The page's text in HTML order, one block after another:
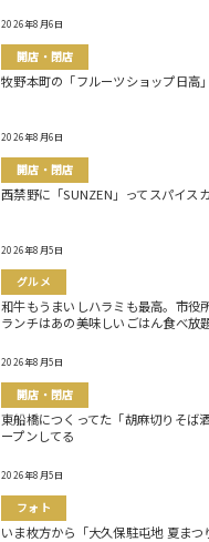
2026年8月6日
開店・閉店
牧野本町の「フルーツショップ日高
2026年8月6日
開店・閉店
西禁野に「SUNZEN」ってスパイス
2026年8月5日
グルメ
和牛もうまいしハラミも最高。市役
ランチはあの美味しいごはん食べ放
2026年8月5日
開店・閉店
東船橋につくってた「胡麻切りそば
ープンしてる
2026年8月5日
フォト
いま枚方から「大久保駐屯地 夏ま